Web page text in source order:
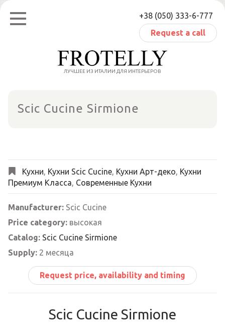
Skip
content
+38 (050) 333-6-777
Request a call
ЛУЧШЕЕ ИЗ ИТАЛИИ ДЛЯ ИНТЕРЬЕРОВ
Scic Cucine Sirmione
Кухни, Кухни Scic Cucine, Кухни Арт-деко, Кухни
Премиум Класса, Современные Кухни
Manufacturer: Scic Cucine
Price category: высокая
Catalog: Scic Cucine Sirmione
Supply: 2 месяца
Request price, availability and timing
Scic Cucine Sirmione